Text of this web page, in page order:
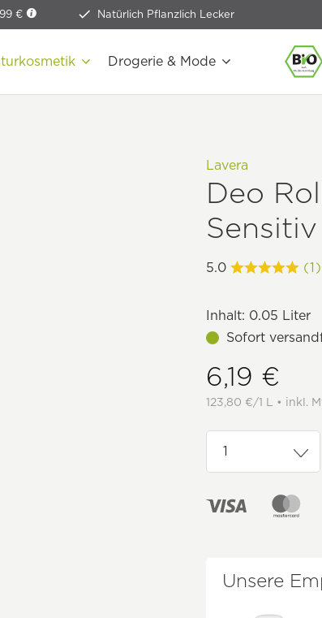
€ Natürlich Pflanzlich Lecker
Drogerie & Mode
Lavera
Deo
Sensitiv
5.0 (1)
Inhalt: 0.05 Liter
Sofort
6,19 €
123,80 €/1 L • inkl.
Unsere